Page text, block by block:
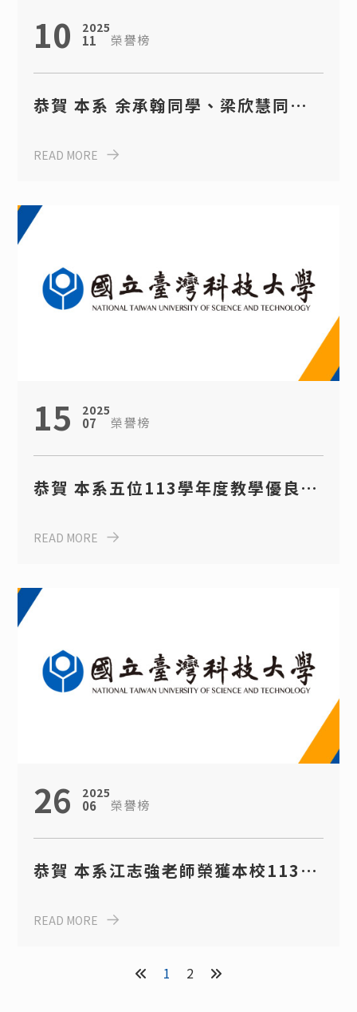
10 2025
11 榮譽榜
恭賀 本系 余承翰同學、梁欣慧同學
READ MORE
15 2025
07 榮譽榜
恭賀 本系五位113學年度教學優良獎
READ MORE
26 2025
06 榮譽榜
恭賀 本系江志強老師榮獲本校113學
READ MORE
1 2